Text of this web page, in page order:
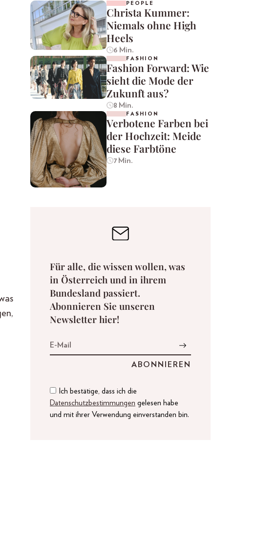
PEOPLE
Christa Kummer:
Niemals ohne High
Heels
6 Min.
FASHION
Fashion Forward: Wie
sieht die Mode der
Zukunft aus?
8 Min.
FASHION
Verbotene Farben bei
der Hochzeit: Meide
diese Farbtöne
7 Min.
Für alle, die wissen wollen, was
in Österreich und in ihrem
Bundesland passiert.
Abonnieren Sie unseren
Newsletter hier!
Ich bestätige, dass ich die
Datenschutzbestimmungen gelesen habe
und mit ihrer Verwendung einverstanden bin.